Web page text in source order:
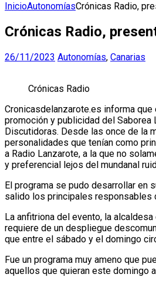
InicioAutonomíasCrónicas Radio,
Crónicas Radio,
26/11/2023 Autonomías, Canarias
Crónicas Radio
Cronicasdelanzarote.es informa
promoción y publicidad del
Discutidoras. Desde las once de la
personalidades que tenían como
a Radio Lanzarote, a la que no
y preferencial lejos del mundanal
El programa se pudo desarrollar en
salido los principales responsables
La anfitriona del evento, la
requiere de un despliegue
que entre el sábado y el domingo
Fue un programa muy ameno que
aquellos que quieran este domingo